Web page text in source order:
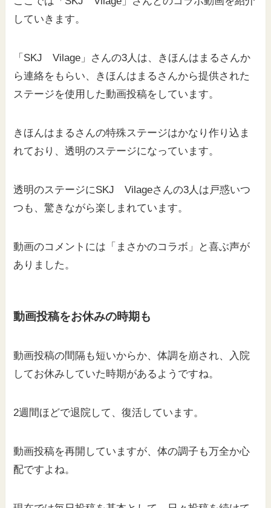
していきます。
「SKJ Vilage」さんの3人は、きほんはまるさんか
ら連絡をもらい、きほんはまるさんから提供された
ステージを使用した動画投稿をしています。
きほんはまるさんの特殊ステージはかなり作り込ま
れており、透明のステージになっています。
透明のステージにSKJ Vilageさんの3人は戸惑いつ
つも、驚きながら楽しまれています。
動画のコメントには「まさかのコラボ」と喜ぶ声が
ありました。
動画投稿をお休みの時期も
動画投稿の間隔も短いからか、体調を崩され、入院
してお休みしていた時期があるようですね。
2週間ほどで退院して、復活しています。
動画投稿を再開していますが、体の調子も万全か心
配ですよね。